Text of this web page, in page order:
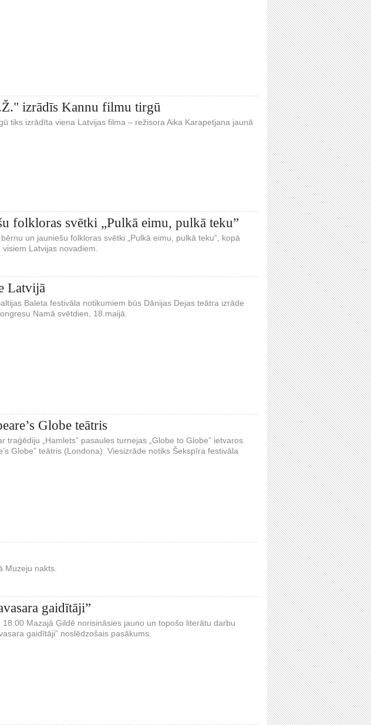
izrādīs Kannu filmu tirgū
tiks izrādīta viena Latvijas filma – režisora Aika Karapetjana jaunā
folkloras svētki „Pulkā eimu, pulkā teku”
un jauniešu folkloras svētki „Pulkā eimu, pulkā teku”, kopā
Latvijas novadiem.
Latvijā
Baleta festivāla notikumiem būs Dānijas Dejas teātra izrāde
Namā svētdien, 18.maijā.
Globe teātris
traģēdiju „Hamlets” pasaules turnejas „Globe to Globe” ietvaros
Globe” teātris (Londona). Viesizrāde notiks Šekspīra festivāla
Muzeju nakts.
gaidītāji”
18.00 Mazajā Ģildē norisināsies jauno un topošo literātu darbu
gaidītāji” noslēdzošais pasākums.